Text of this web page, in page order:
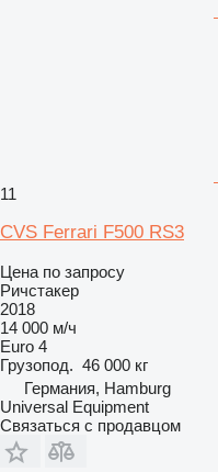
11
CVS Ferrari F500 RS3
Цена по запросу
Ричстакер
2018
14 000 м/ч
Euro 4
Грузопод. 46 000 кг
Германия, Hamburg
Universal Equipment
Связаться с продавцом